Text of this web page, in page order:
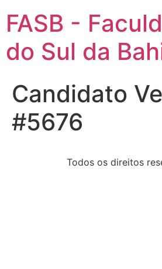
FASB -
do Sul da
Candidato
#5676
Todos os direitos